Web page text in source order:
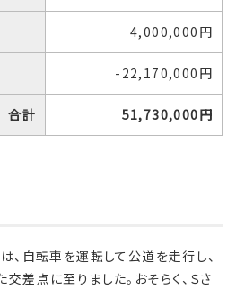
4,000,000円
-22,170,000円
合計 51,730,000円
、自転車を運転して公道を走行し、
差点に至りました。おそらく、Ｓさ